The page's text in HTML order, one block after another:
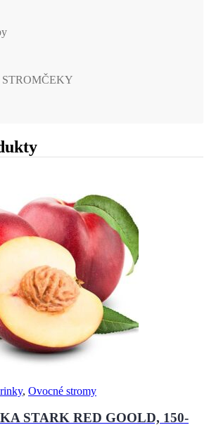
, Ovocné stromy
STARK RED GOOLD, 150-